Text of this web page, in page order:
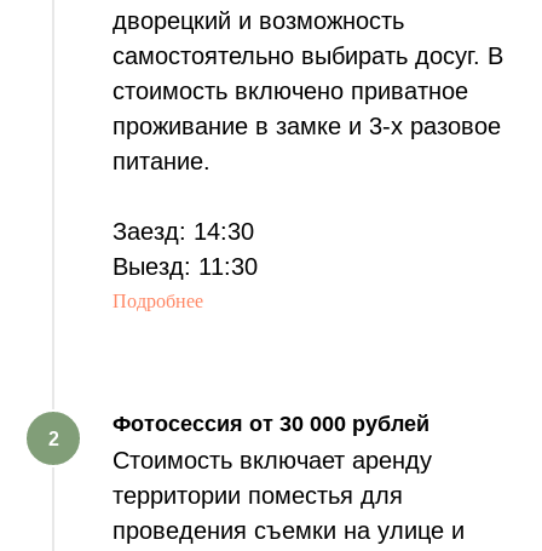
дворецкий и возможность
самостоятельно выбирать досуг. В
стоимость включено приватное
проживание в замке и 3-х разовое
питание.
Заезд: 14:30
Выезд: 11:30
Подробнее
Фотосессия от 30 000 рублей
Стоимость включает аренду
территории поместья для
проведения съемки на улице и